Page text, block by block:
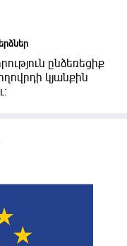
ընձեռեցիք
կյանքին